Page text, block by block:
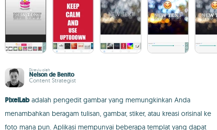
Direviu oleh
Nelson de Benito
Content Strategist
PixelLab adalah pengedit gambar yang memungkinkan Anda
menambahkan beragam tulisan, gambar, stiker, atau kreasi orisinal ke
foto mana pun. Aplikasi mempunyai beberapa templat yang dapat